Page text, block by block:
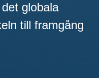
globala
till framgång